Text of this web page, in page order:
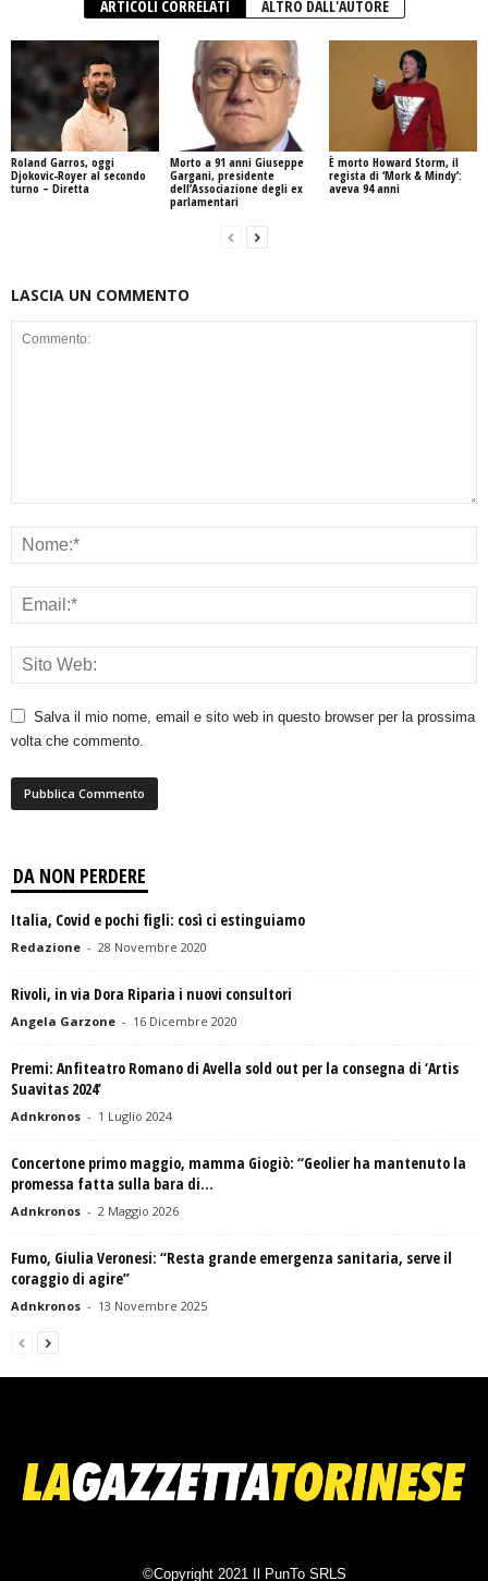
ARTICOLI CORRELATI ALTRO DALL'AUTORE
Roland Garros, oggi
Djokovic-Royer al secondo
turno – Diretta
Morto a 91 anni Giuseppe
Gargani, presidente
dell’Associazione degli ex
parlamentari
È morto Howard Storm, il
regista di ‘Mork & Mindy’:
aveva 94 anni
LASCIA UN COMMENTO
Salva il mio nome, email e sito web in questo browser per la prossima
volta che commento.
DA NON PERDERE
Italia, Covid e pochi figli: così ci estinguiamo
Redazione - 28 Novembre 2020
Rivoli, in via Dora Riparia i nuovi consultori
Angela Garzone - 16 Dicembre 2020
Premi: Anfiteatro Romano di Avella sold out per la consegna di ‘Artis
Suavitas 2024’
Adnkronos - 1 Luglio 2024
Concertone primo maggio, mamma Giogiò: “Geolier ha mantenuto la
promessa fatta sulla bara di...
Adnkronos - 2 Maggio 2026
Fumo, Giulia Veronesi: “Resta grande emergenza sanitaria, serve il
coraggio di agire”
Adnkronos - 13 Novembre 2025
©Copyright 2021 Il PunTo SRLS